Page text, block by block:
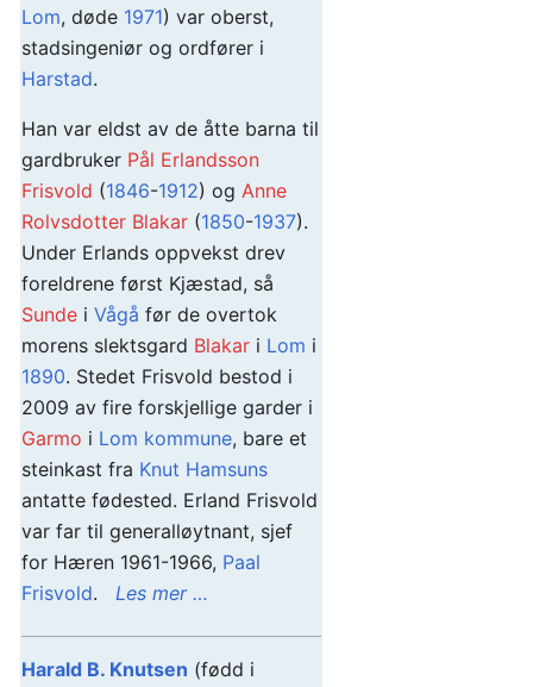
Lom, døde 1971) var oberst,
stadsingeniør og ordfører i
Harstad.
Han var eldst av de åtte barna til
gardbruker Pål Erlandsson
Frisvold (1846-1912) og Anne
Rolvsdotter Blakar (1850-1937).
Under Erlands oppvekst drev
foreldrene først Kjæstad, så
Sunde i Vågå før de overtok
morens slektsgard Blakar i Lom i
1890. Stedet Frisvold bestod i
2009 av fire forskjellige garder i
Garmo i Lom kommune, bare et
steinkast fra Knut Hamsuns
antatte fødested. Erland Frisvold
var far til generalløytnant, sjef
for Hæren 1961-1966, Paal
Frisvold. Les mer …
Harald B. Knutsen (fødd i